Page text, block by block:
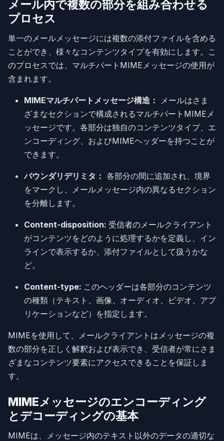
メール内で複数の部分を組み合わせる
プロセス
単一のメールメッセージには複数の添付ファイルを含める
ことができ、様々なコンテンツタイプを有効にします。こ
のプロセスでは、マルチパートMIMEメッセージの使用が
含まれます。
MIMEマルチパートメッセージ構造：
メールはさま
ざまなセクションで構成されるマルチパートMIMEメ
ッセージです。各部分は独自のコンテンツタイプ、エ
ンコーディング、およびMIMEヘッダーを持つことが
できます。
バウンダリデリミタ： 各部分の間に追加され、境界
をマークし、メールメッセージ内の異なるセクション
を分離します。
Content-disposition: 受信者のメールクライアント
がコンテンツをどのように処理するかを定義し、イン
ラインで表示するか、添付ファイルとして扱うかな
ど。
Content-type: このヘッダーは各部分のコンテンツ
の種類（テキスト、画像、オーディオ、ビデオ、アプ
リケーションなど）を指定します。
MIMEを使用して、メールクライアントはメッセージの複
数の部分を正しく解釈および表示でき、受信者が常にさま
ざまなコンテンツ要素にアクセスできることを保証しま
す。
MIMEメッセージのエンコーディング
とデコーディングの基本
MIMEは、メッセージ内のテキスト以外のデータの適切な